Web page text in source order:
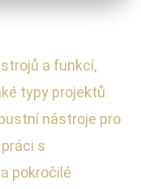
a funkcí,
typy projektů
nástroje pro
s
pokročilé